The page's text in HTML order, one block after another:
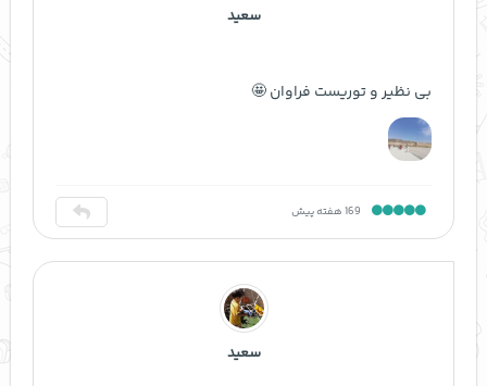
سعید
بی نظیر و توریست فراوان 🤩
169 هفته پیش
سعید